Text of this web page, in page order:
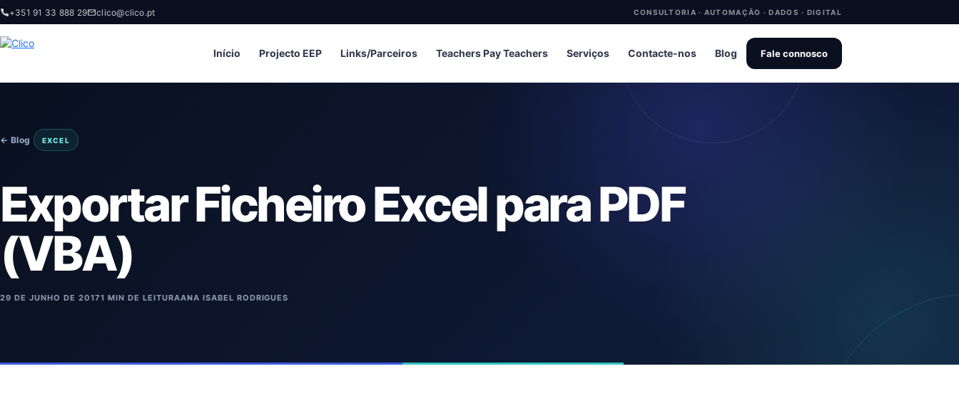
+351 91 33 888 29 clico@clico.pt CONSULTORIA · AUTOMAÇÃO · DADOS · DIGITAL
Início Projecto EEP Links/Parceiros Teachers Pay Teachers Serviços Contacte-nos Blog Fale connosco
← Blog EXCEL
Exportar Ficheiro Excel para PDF
(VBA)
29 DE JUNHO DE 20171 MIN DE LEITURAANA ISABEL RODRIGUES